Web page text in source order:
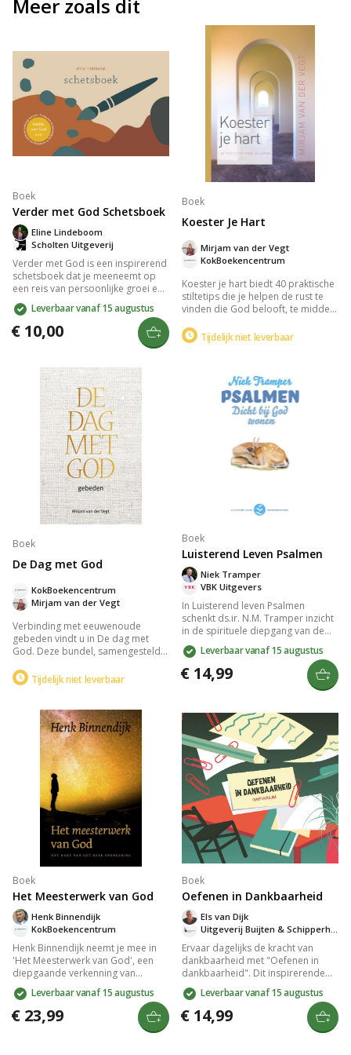
Meer zoals dit
Boek
Verder met God Schetsboek
Scholten Uitgeverij
Eline Lindeboom
Verder met God is een inspirerend
schetsboek dat je meeneemt op
een reis van persoonlijke groei en
spiritualiteit. Dit boek biedt
praktische inzichten en creatieve
oefeningen om je relatie met God
te verdiepen en je geloof te
versterken. Laat je begeleiden
je helpen om geloof en leven
samen te brengen. Ideaal voor
iedereen die op zoek is naar
verdieping in zijn spirituele pad.
Leverbaar vanaf 15 augustus
€ 10,00
Boek
Koester Je Hart
KokBoekencentrum
Mirjam van der Vegt
Koester je hart biedt 40 praktische
stiltetips die je helpen de rust te
vinden die God belooft, te midden
verhalen en spreuken leer je hoe je
je leven kunt verrijken door te
Divina. Ervaar de meerwaarde van
stilte in je dagelijks leven.
Tijdelijk niet leverbaar
Boek
De Dag met God
Mirjam van der Vegt
KokBoekencentrum
Verbinding met eeuwenoude
gebeden vindt u in De dag met
God. Deze bundel, samengesteld
inspirerende gebeden van
spirituele grootheden als
Geschikt voor stille tijd of het
openen van bijeenkomsten, met
ruimte voor persoonlijke invulling.
Tijdelijk niet leverbaar
Boek
Luisterend Leven Psalmen
VBK Uitgevers
Niek Tramper
In Luisterend leven Psalmen
schenkt ds.ir. N.M. Tramper inzicht
in de spirituele diepgang van de
psalmen als reflectiepunt in een
druk bestaan. Dit bijbelstudieboek
biedt een persoonlijke en
gezamenlijke verkenning van
God.
Leverbaar vanaf 15 augustus
€ 14,99
Boek
Het Meesterwerk van God
KokBoekencentrum
Henk Binnendijk
Henk Binnendijk neemt je mee in
'Het Meesterwerk van God', een
diepgaande verkenning van
Openbaring. Deze fascinerende
reis onthult Gods ultieme plan,
verweven met thema's als geloof
en geschiedenis. Laat je inspireren
Leverbaar vanaf 15 augustus
€ 23,99
Boek
Oefenen in Dankbaarheid
Uitgeverij Buijten & Schipperheijn
Els van Dijk
Ervaar dagelijks de kracht van
dankbaarheid met "Oefenen in
dankbaarheid". Dit inspirerende
boek van Els van Dijk, met
illustraties van Linda Verholt,
nodigt je uit om stil te staan bij
Gods goedheid en je zegeningen
te tellen. Vind innerlijke rust en
Leverbaar vanaf 15 augustus
€ 14,99